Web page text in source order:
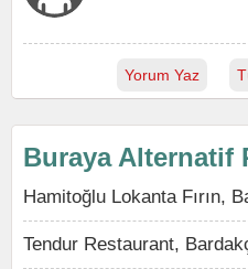
Yorum Yaz
Buraya Alternatif
Hamitoğlu Lokanta Fırın,
Tendur Restaurant,